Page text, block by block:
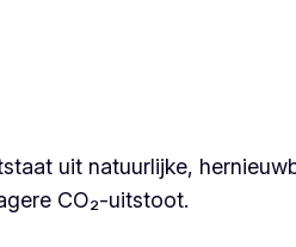
uit natuurlijke,
CO₂-uitstoot.